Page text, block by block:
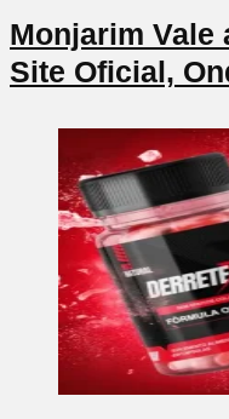
Monjarim Vale
Site Oficial,